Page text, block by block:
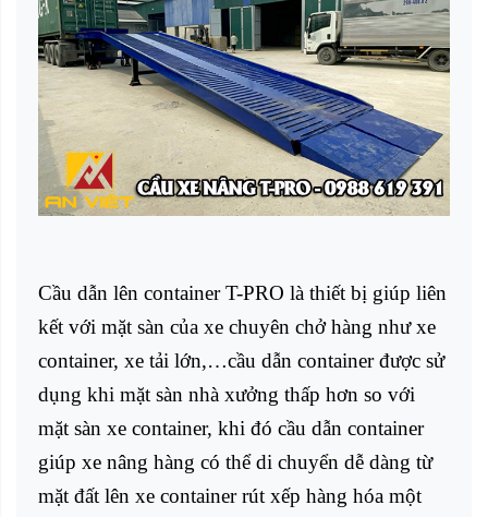
Cầu dẫn lên containerT-PRO là thiết bị giúp liên
kết với mặt sàn của xe chuyên chở hàng như xe
container, xe tải lớn,…cầu dẫn container được sử
dụng khi mặt sàn nhà xưởng thấp hơn so với
mặt sàn xe container, khi đó cầu dẫn container
giúp xe nâng hàng có thể di chuyển dễ dàng từ
mặt đất lên xe container rút xếp hàng hóa một